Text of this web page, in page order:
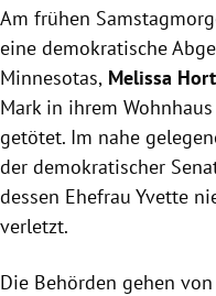
läuft.
Manifest im
Schutzmaßnahmen
eingeleitet.
Am frühen
eine demokratische
Minnesotas, Melissa
Mark in ihrem
getötet. Im nahe
der demokratischer
dessen Ehefrau Yvette
verletzt.
Die Behörden gehen